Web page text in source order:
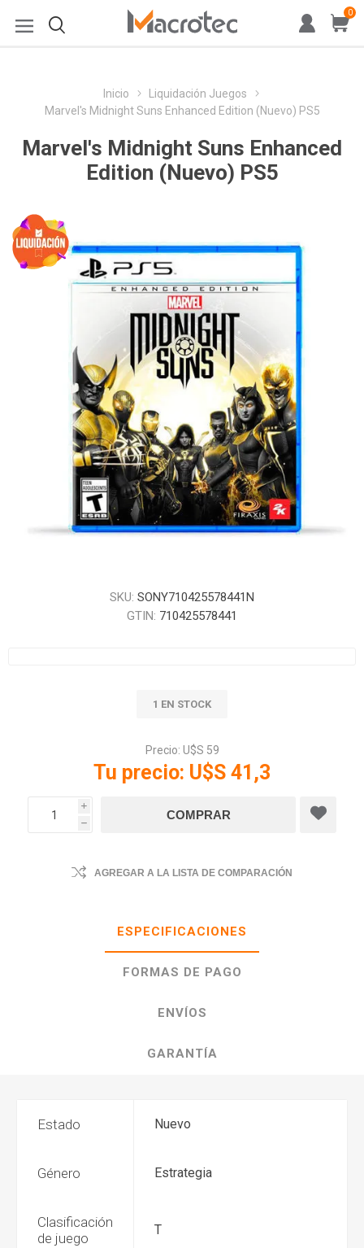
0
Inicio
Liquidación Juegos
Marvel's Midnight Suns Enhanced Edition (Nuevo) PS5
Marvel's Midnight Suns Enhanced
Edition (Nuevo) PS5
SKU: SONY710425578441N
GTIN: 710425578441
1 EN STOCK
Precio: U$S 59
Tu precio: U$S 41,3
i
h
AGREGAR A LA LISTA DE COMPARACIÓN
ESPECIFICACIONES
FORMAS DE PAGO
ENVÍOS
GARANTÍA
Estado Nuevo
Género Estrategia
Clasificación
de juego
T